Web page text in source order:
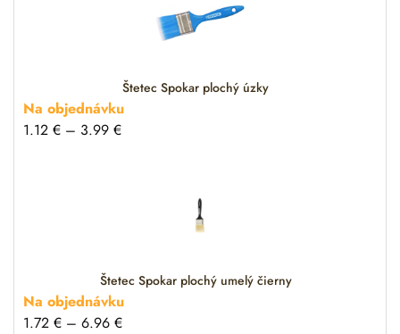
Štetec Spokar plochý úzky
Na objednávku
1.12 € – 3.99 €
Štetec Spokar plochý umelý čierny
Na objednávku
1.72 € – 6.96 €